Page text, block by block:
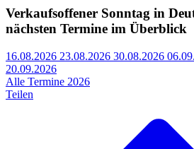
Verkaufsoffener Sonntag in
nächsten Termine im Überblick
16.08.2026 23.08.2026 30.08.2026
20.09.2026
Alle Termine 2026
Teilen